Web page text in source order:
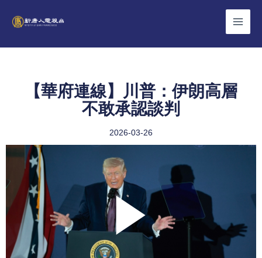
【華府連線】川普：伊朗高層
不敢承認談判
2026-03-26